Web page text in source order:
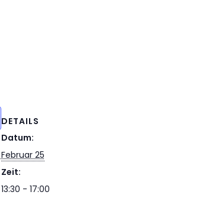
DETAILS
Datum:
Februar 25
Zeit:
13:30 - 17:00